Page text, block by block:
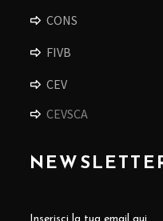
CONS
FIVB
CEV
CEVSCA